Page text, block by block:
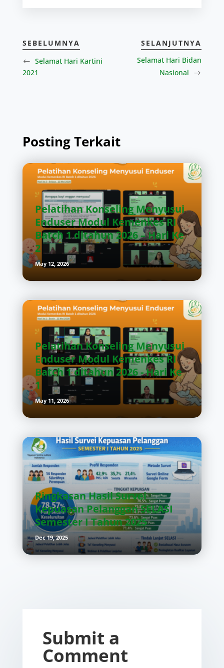
SEBELUMNYA
Selamat Hari Kartini
2021
SELANJUTNYA
Selamat Hari Bidan
Nasional
Posting Terkait
Pelatihan Konseling Menyusui
Enduser Modul Kemenkes RI
Batch 1 ditahun 2026 – Hari Ke
2
May 12, 2026
Pelatihan Konseling Menyusui
Enduser Modul Kemenkes RI
Batch 1 ditahun 2026 - Hari Ke
1
May 11, 2026
Ringkasan Hasil Survei
Kepuasan Pelanggan SELASI
Semester I Tahun 2025
Dec 19, 2025
Submit a
Comment